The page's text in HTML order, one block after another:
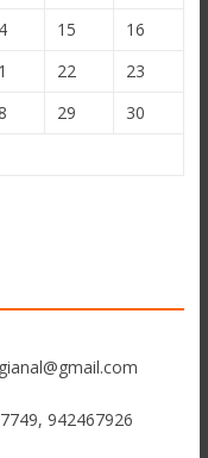
15
16
22
23
29
30
942467926